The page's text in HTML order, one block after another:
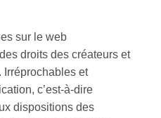
sur le web
droits des créateurs et
Irréprochables et
c’est-à-dire
dispositions des